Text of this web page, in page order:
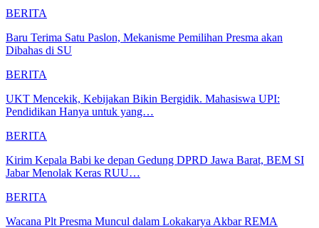
BERITA
Baru Terima Satu Paslon, Mekanisme Pemilihan Presma akan
Dibahas di SU
BERITA
UKT Mencekik, Kebijakan Bikin Bergidik. Mahasiswa UPI:
Pendidikan Hanya untuk yang…
BERITA
Kirim Kepala Babi ke depan Gedung DPRD Jawa Barat, BEM SI
Jabar Menolak Keras RUU…
BERITA
Wacana Plt Presma Muncul dalam Lokakarya Akbar REMA